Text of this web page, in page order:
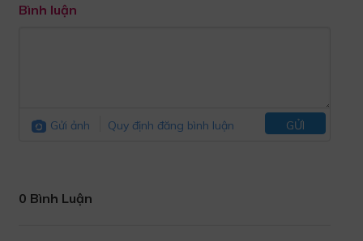
Bình luận
Gửi ảnh Quy định đăng bình luận GỬI
0 Bình Luận